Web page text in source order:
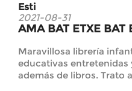
Esti
2021-08-31
AMA BAT ETXE BAT
Maravillosa librería
educativas entretenidas
además de libros. Trato